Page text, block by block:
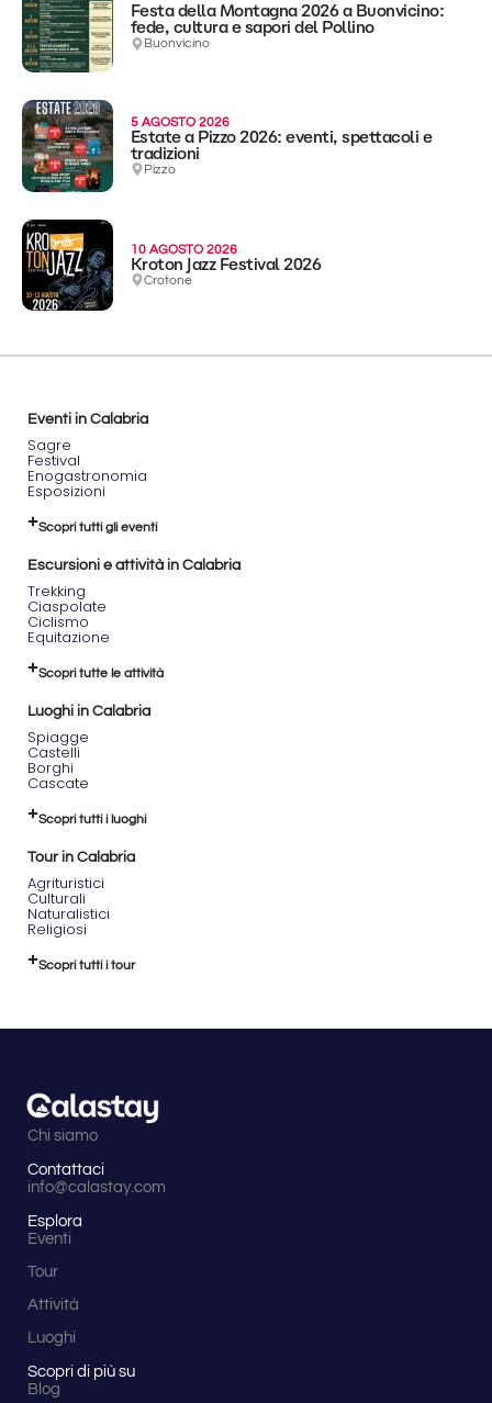
Festa della Montagna 2026 a Buonvicino:
fede, cultura e sapori del Pollino
Buonvicino
5 AGOSTO 2026
Estate a Pizzo 2026: eventi, spettacoli e
tradizioni
Pizzo
10 AGOSTO 2026
Kroton Jazz Festival 2026
Crotone
Eventi in Calabria
Sagre
Festival
Enogastronomia
Esposizioni
Scopri tutti gli eventi
Escursioni e attività in Calabria
Trekking
Ciaspolate
Ciclismo
Equitazione
Scopri tutte le attività
Luoghi in Calabria
Spiagge
Castelli
Borghi
Cascate
Scopri tutti i luoghi
Tour in Calabria
Agrituristici
Culturali
Naturalistici
Religiosi
Scopri tutti i tour
Chi siamo
Contattaci
info@calastay.com
Esplora
Eventi
Tour
Attività
Luoghi
Scopri di più su
Blog